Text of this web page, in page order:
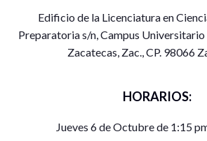
Edificio de la Licenciatura en
Preparatoria s/n, Campus
Zacatecas, Zac., CP. 98066
HORARIOS:
Jueves 6 de Octubre de 1:15